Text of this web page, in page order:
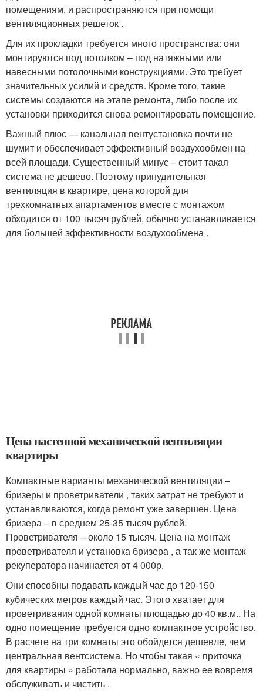
помещениям, и распространяются при помощи
вентиляционных решеток .
Для их прокладки требуется много пространства: они
монтируются под потолком – под натяжными или
навесными потолочными конструкциями. Это требует
значительных усилий и средств. Кроме того, такие
системы создаются на этапе ремонта, либо после их
установки приходится снова ремонтировать помещение.
Важный плюс — канальная вентустановка почти не
шумит и обеспечивает эффективный воздухообмен на
всей площади. Существенный минус – стоит такая
система не дешево. Поэтому принудительная
вентиляция в квартире, цена которой для
трехкомнатных апартаментов вместе с монтажом
обходится от 100 тысяч рублей, обычно устанавливается
для большей эффективности воздухообмена .
Цена настенной механической вентиляции
квартиры
Компактные варианты механической вентиляции –
бризеры и проветриватели , таких затрат не требуют и
устанавливаются, когда ремонт уже завершен. Цена
бризера – в среднем 25-35 тысяч рублей.
Проветривателя – около 15 тысяч. Цена на монтаж
проветривателя и установка бризера , а так же монтаж
рекуператора начинается от 4 000р.
Они способны подавать каждый час до 120-150
кубических метров каждый час. Этого хватает для
проветривания одной комнаты площадью до 40 кв.м.. На
одно помещение требуется одно компактное устройство.
В расчете на три комнаты это обойдется дешевле, чем
центральная вентсистема. Но чтобы такая « приточка
для квартиры » работала нормально, важно ее вовремя
обслуживать и чистить .